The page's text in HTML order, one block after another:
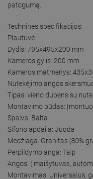
patogumą.
Techninės specifikacijos:
Plautuvė:
Dydis: 795x495x200 mm
Kameros gylis: 200 mm
Kameros matmenys:
Nutekėjimo angos
Tipas: vieno dubens su
Montavimo būdas:
Spalva: Balta
Sifono apdaila: Juoda
Medžiaga: Granitas (80%
Perpildymo anga: Taip
Angos: ( maišytuvas,
Montavimas: Universalus,